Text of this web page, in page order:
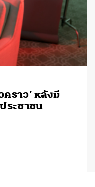
ราว’ หลังมี
ระชาชน